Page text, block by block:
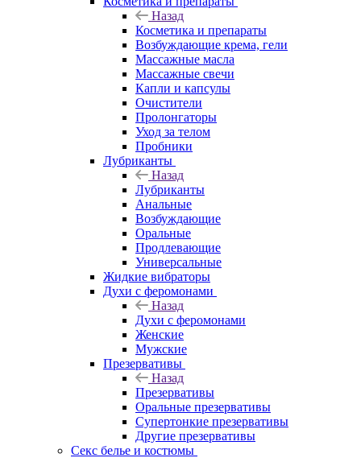
Назад
Косметика и препараты
Возбуждающие крема, гели
Массажные масла
Массажные свечи
Капли и капсулы
Очистители
Пролонгаторы
Уход за телом
Пробники
Лубриканты
Назад
Лубриканты
Анальные
Возбуждающие
Оральные
Продлевающие
Универсальные
Жидкие вибраторы
Духи с феромонами
Назад
Духи с феромонами
Женские
Мужские
Презервативы
Назад
Презервативы
Оральные презервативы
Супертонкие презервативы
Другие презервативы
Секс белье и костюмы